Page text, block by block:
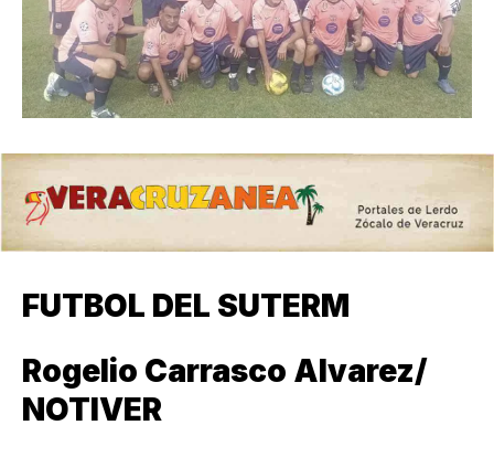
FUTBOL DEL SUTERM
Rogelio Carrasco Alvarez/
NOTIVER